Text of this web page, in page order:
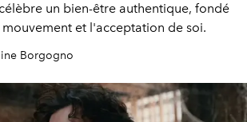
un bien-être authentique, fondé
et l'acceptation de soi.
Borgogno